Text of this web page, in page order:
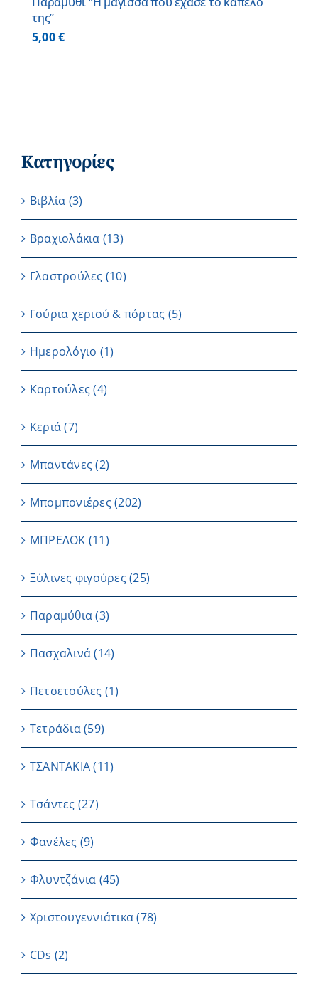
της”
5,00€
Κατηγορίες
Βιβλία (3)
Βραχιολάκια (13)
Γλαστρούλες (10)
Γούρια χεριού & πόρτας (5)
Ημερολόγιο (1)
Καρτούλες (4)
Κεριά (7)
Μπαντάνες (2)
Μπομπονιέρες(202)
ΜΠΡΕΛΟΚ (11)
Ξύλινες φιγούρες(25)
Παραμύθια (3)
Πασχαλινά (14)
Πετσετούλες (1)
Τετράδια(59)
ΤΣΑΝΤΑΚΙΑ (11)
Τσάντες (27)
Φανέλες (9)
Φλυντζάνια (45)
Χριστουγεννιάτικα(78)
CDs (2)